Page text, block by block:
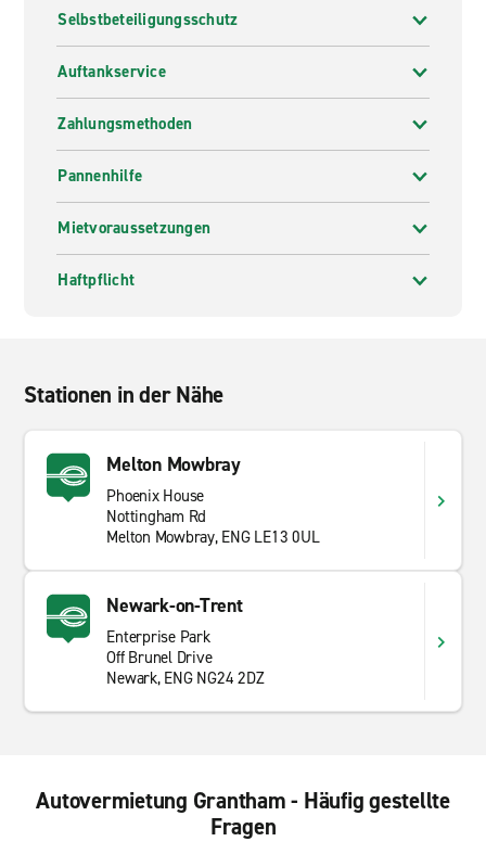
Selbstbeteiligungsschutz
Auftankservice
Zahlungsmethoden
Pannenhilfe
Mietvoraussetzungen
Haftpflicht
Stationen in der Nähe
Melton Mowbray
Phoenix House
Nottingham Rd
Melton Mowbray, ENG LE13 0UL
Newark-on-Trent
Enterprise Park
Off Brunel Drive
Newark, ENG NG24 2DZ
Autovermietung Grantham - Häufig gestellte
Fragen